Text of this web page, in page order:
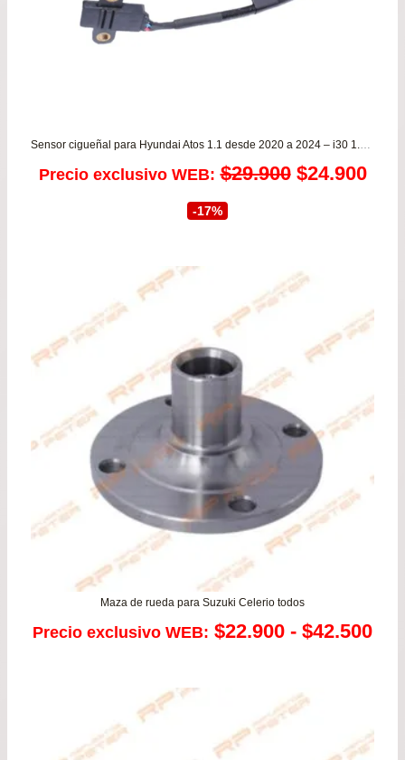
Precio exclusivo WEB: $29.900 El
era:
$29.900.
$24.900El
-17%
Maza de rueda para Suzuki Celerio todos
Precio exclusivo WEB: $22.900 - $42.500